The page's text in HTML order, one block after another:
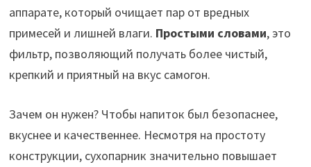
аппарате, который очищает пар от вредных
примесей и лишней влаги. Простыми словами, это
фильтр, позволяющий получать более чистый,
крепкий и приятный на вкус самогон.
Зачем он нужен? Чтобы напиток был безопаснее,
вкуснее и качественнее. Несмотря на простоту
конструкции, сухопарник значительно повышает